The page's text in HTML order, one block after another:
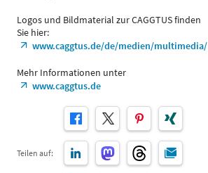
Logos und Bildmaterial zur CAGGTUS finden
Sie hier:
www.caggtus.de/de/medien/multimedia/
Mehr Informationen unter
www.caggtus.de
Teilen auf: